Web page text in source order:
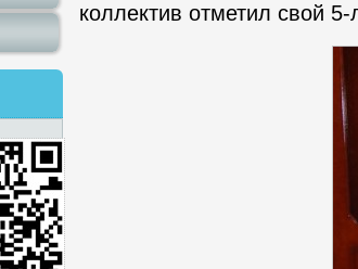
коллектив отметил свой